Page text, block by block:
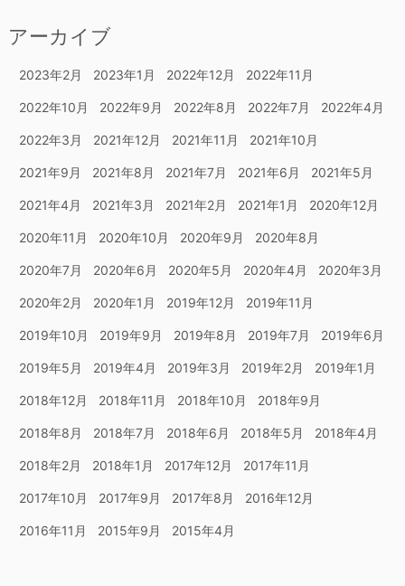
アーカイブ
2023年2月 2023年1月 2022年12月 2022年11月
2022年10月 2022年9月 2022年8月 2022年7月 2022年4月
2022年3月 2021年12月 2021年11月 2021年10月
2021年9月 2021年8月 2021年7月 2021年6月 2021年5月
2021年4月 2021年3月 2021年2月 2021年1月 2020年12月
2020年11月 2020年10月 2020年9月 2020年8月
2020年7月 2020年6月 2020年5月 2020年4月 2020年3月
2020年2月 2020年1月 2019年12月 2019年11月
2019年10月 2019年9月 2019年8月 2019年7月 2019年6月
2019年5月 2019年4月 2019年3月 2019年2月 2019年1月
2018年12月 2018年11月 2018年10月 2018年9月
2018年8月 2018年7月 2018年6月 2018年5月 2018年4月
2018年2月 2018年1月 2017年12月 2017年11月
2017年10月 2017年9月 2017年8月 2016年12月
2016年11月 2015年9月 2015年4月